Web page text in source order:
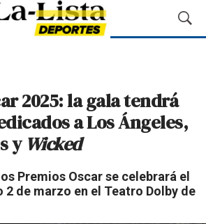
M
o
B
q
u
e
2025: la gala tendrá
a Los Ángeles,
yWicked
Premios Oscar se celebrará el
de marzo en el Teatro Dolby de